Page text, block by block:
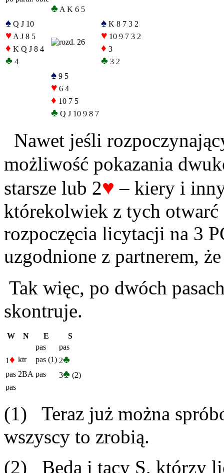
♣ A K 6 5
♠ Q J 10
♥ A J 8 5
♦ K Q J 8 4
♣ 4
♠ K 8 7 3 2
♥ 10 9 7 3 2
♦ 3
♣ 3 2
♠ 9 5
♥ 6 4
♦ 10 7 5
♣ Q J 10 9 8 7
Nawet jeśli
możliwość pokazania
starsze lub 2♥ – kiery i
którekolwiek z tych otwarć
rozpoczęcia licytacji na 3
uzgodnione z partnerem,
Tak więc, po dwóch
skontruje.
W N E
S
pas
pas
1♦ ktr pas (1) 2♣
pas 2BA pas 3♣ (2)
pas
(1) Teraz już można
wszyscy to zrobią.
(2) Będą i tacy S, którzy